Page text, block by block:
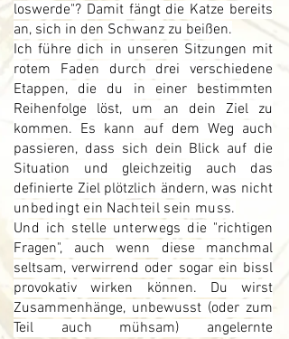
loswerde"? Damit fängt die Katze bereits
an, sich in den Schwanz zu beißen.
Ich führe dich in unseren Sitzungen mit
rotem Faden durch drei verschiedene
Etappen, die du in einer bestimmten
Reihenfolge löst, um an dein Ziel zu
kommen. Es kann auf dem Weg auch
passieren, dass sich dein Blick auf die
Situation und gleichzeitig auch das
definierte Ziel plötzlich ändern, was nicht
unbedingt ein Nachteil sein muss.
Und ich stelle unterwegs die "richtigen
Fragen", auch wenn diese manchmal
seltsam, verwirrend oder sogar ein bissl
provokativ wirken können. Du wirst
Zusammenhänge, unbewusst (oder zum
Teil auch mühsam) angelernte